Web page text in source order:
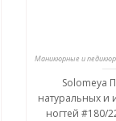
Solomeya
натуральных и
ногтей #180/